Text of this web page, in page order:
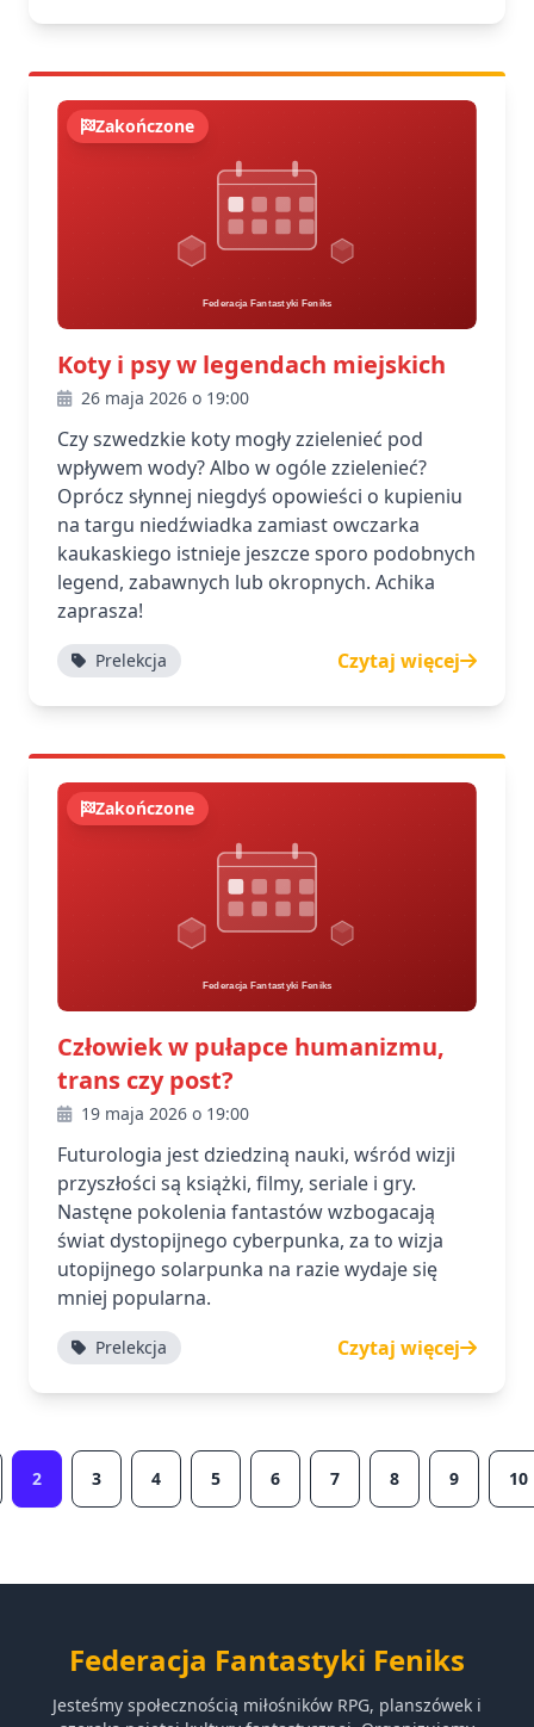
Zakończone
Koty i psy w legendach miejskich
26 maja 2026 o 19:00
Czy szwedzkie koty mogły zzielenieć pod
wpływem wody? Albo w ogóle zzielenieć?
Oprócz słynnej niegdyś opowieści o kupieniu
na targu niedźwiadka zamiast owczarka
kaukaskiego istnieje jeszcze sporo podobnych
legend, zabawnych lub okropnych. Achika
zaprasza!
Prelekcja Czytaj więcej
Zakończone
Człowiek w pułapce humanizmu,
trans czy post?
19 maja 2026 o 19:00
Futurologia jest dziedziną nauki, wśród wizji
przyszłości są książki, filmy, seriale i gry.
Nastęne pokolenia fantastów wzbogacają
świat dystopijnego cyberpunka, za to wizja
utopijnego solarpunka na razie wydaje się
mniej popularna.
Prelekcja Czytaj więcej
2 3 4 5 6 7 8 9 10
Federacja Fantastyki Feniks
Jesteśmy społecznością miłośników RPG, planszówek i